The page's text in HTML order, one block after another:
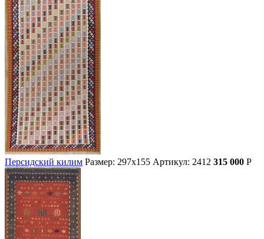
Персидский килим Размер: 297х155 Артикул: 2412 315 000 Р